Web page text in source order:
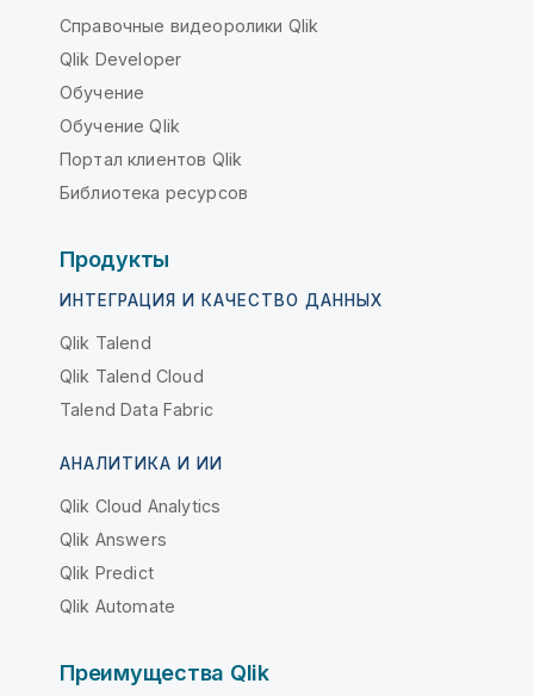
Справочные видеоролики Qlik
Qlik Developer
Обучение
Обучение Qlik
Портал клиентов Qlik
Библиотека ресурсов
Продукты
ИНТЕГРАЦИЯ И КАЧЕСТВО ДАННЫХ
Qlik Talend
Qlik Talend Cloud
Talend Data Fabric
АНАЛИТИКА И ИИ
Qlik Cloud Analytics
Qlik Answers
Qlik Predict
Qlik Automate
Преимущества Qlik